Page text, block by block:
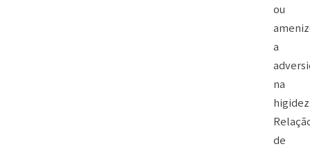
ou
a
na
de